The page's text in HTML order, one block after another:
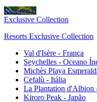
Reserve já
Exclusive Collection
Resorts Exclusive Collection
Val d'Isère - França
Seychelles - Oceano
Michès Playa
Cefalù - Itália
La Plantation d'Albion
Kiroro Peak - Japão